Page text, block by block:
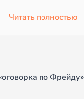
Читать полностью
по Фрейду»